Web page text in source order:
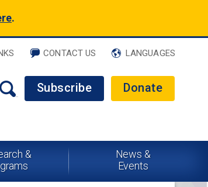
.
CONTACT US LANGUAGES
Subscribe Donate
&
News &
Events